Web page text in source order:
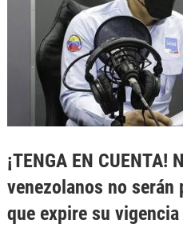
¡TENGA EN CUENTA!
venezolanos no
que expire su